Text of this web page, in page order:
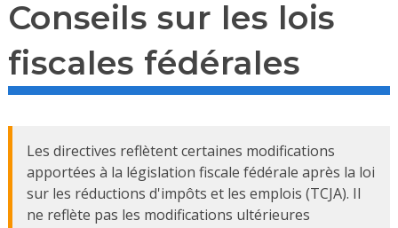
Conseils sur les lois
fiscales fédérales
Les directives reflètent certaines modifications
apportées à la législation fiscale fédérale après la loi
sur les réductions d'impôts et les emplois (TCJA). Il
ne reflète pas les modifications ultérieures